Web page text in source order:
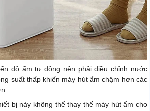
độ ẩm tự động nên phải điều chỉnh nước
suất thấp khiến máy hút ẩm chậm hơn các
bị này không thể thay thế máy hút ẩm cho